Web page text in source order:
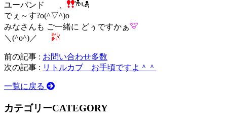
ユーバンド 、
でぇ～す?o(^▽^)o
みなさんも ご一緒に どぅですかぁ
＼(^o^)／
前の記事 : お問い合わせ多数
次の記事 : リトルカブ お手頃ですよ＾＾
一覧に戻る
カテゴリーCATEGORY